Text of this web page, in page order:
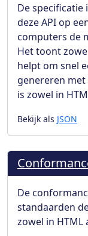
De
deze API op
computers de
Het toont
helpt om snel
genereren
is zowel in
Bekijk als JSON
De
standaarden
zowel in HTML